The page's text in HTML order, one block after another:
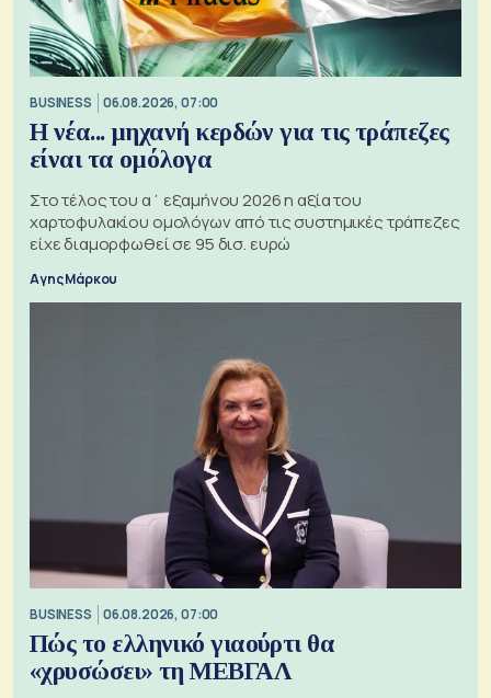
BUSINESS 06.08.2026, 07:00
Η νέα... μηχανή κερδών για τις τράπεζες
είναι τα ομόλογα
Στο τέλος του α΄ εξαμήνου 2026 η αξία του
χαρτοφυλακίου ομολόγων από τις συστημικές τράπεζες
είχε διαμορφωθεί σε 95 δισ. ευρώ
Αγης Μάρκου
BUSINESS 06.08.2026, 07:00
Πώς το ελληνικό γιαούρτι θα
«χρυσώσει» τη ΜΕΒΓΑΛ